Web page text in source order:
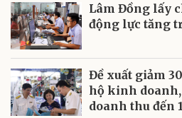
Lâm Đồng lấy
động lực tăng
Đề xuất giảm
hộ kinh
doanh thu đến